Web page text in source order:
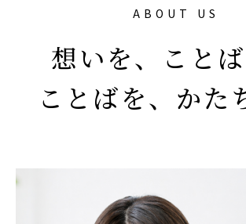
ABOUT US
想いを、ことば
ことばを、かた